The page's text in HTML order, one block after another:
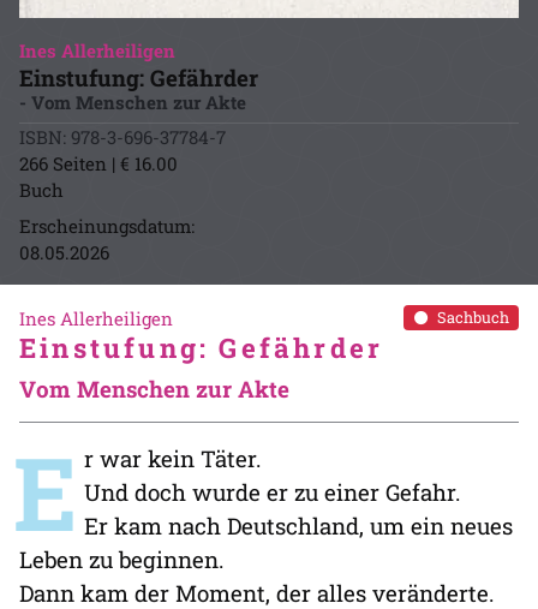
Ines Allerheiligen
Einstufung: Gefährder
- Vom Menschen zur Akte
ISBN: 978-3-696-37784-7
266 Seiten | € 16.00
Buch
Erscheinungsdatum:
08.05.2026
Sachbuch
Ines Allerheiligen
Einstufung: Gefährder
Vom Menschen zur Akte
E r war kein Täter.
Und doch wurde er zu einer Gefahr.
Er kam nach Deutschland, um ein neues
Leben zu beginnen.
Dann kam der Moment, der alles veränderte.